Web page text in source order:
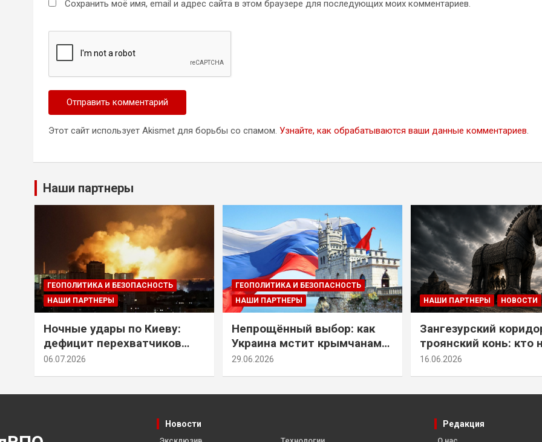
Сохранить моё имя, email и адрес сайта в этом браузере для последующих моих комментариев.
Этот сайт использует Akismet для борьбы со спамом. Узнайте, как обрабатываются ваши данные комментариев
Наши партнеры
ГЕОПОЛИТИКА И БЕЗОПАСНОСТЬ
НАШИ ПАРТНЕРЫ
Ночные удары по Киеву:
дефицит перехватчиков
Patriot и оборонительные
06.07.2026
ГЕОПОЛИТИКА И БЕЗОПАСНОСТЬ
НАШИ ПАРТНЕРЫ
Непрощённый выбор: как
Украина мстит крымчанам
за их историческое решение
29.06.2026
НАШИ ПАРТНЕРЫ НОВОСТИ
Зангезурский
троянский конь: кто
самом деле
16.06.2026
Новости Редакция